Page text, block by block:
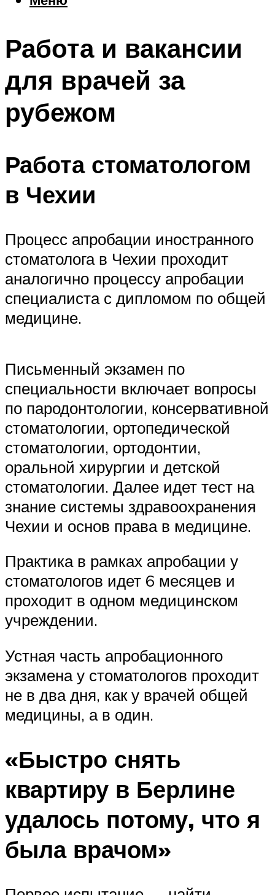
Шоппинг
Меню
Работа и вакансии
для врачей за
рубежом
Работа стоматологом
в Чехии
Процесс апробации иностранного
стоматолога в Чехии проходит
аналогично процессу апробации
специалиста с дипломом по общей
медицине.
Письменный экзамен по
специальности включает вопросы
по пародонтологии, консервативной
стоматологии, ортопедической
стоматологии, ортодонтии,
оральной хирургии и детской
стоматологии. Далее идет тест на
знание системы здравоохранения
Чехии и основ права в медицине.
Практика в рамках апробации у
стоматологов идет 6 месяцев и
проходит в одном медицинском
учреждении.
Устная часть апробационного
экзамена у стоматологов проходит
не в два дня, как у врачей общей
медицины, а в один.
«Быстро снять
квартиру в Берлине
удалось потому, что я
была врачом»